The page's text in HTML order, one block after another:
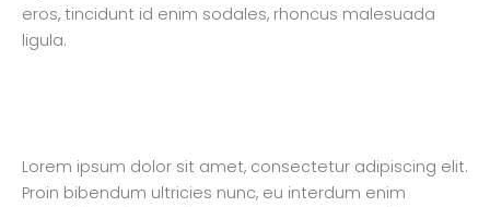
eros, tincidunt id enim sodales, rhoncus malesuada
ligula.
Lorem ipsum dolor sit amet, consectetur adipiscing elit.
Proin bibendum ultricies nunc, eu interdum enim